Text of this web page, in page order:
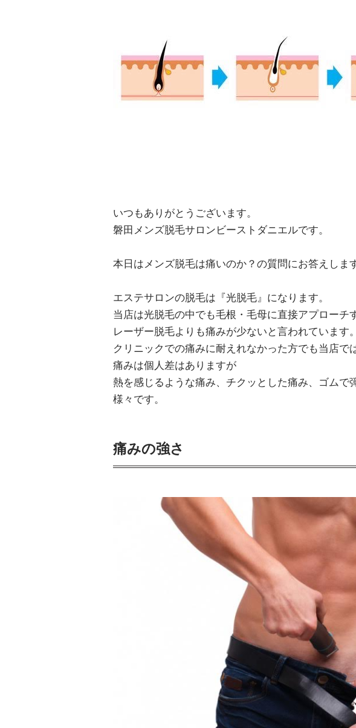
いつもありがとうございます。
磐田メンズ脱毛サロンビーストダニエルです。
本日はメンズ脱毛は痛いのか？の質問にお答えしま
エステサロンの脱毛は『光脱毛』になります。
当店は光脱毛の中でも毛根・毛母に直接アプローチ
レーザー脱毛よりも痛みが少ないと言われています。
クリニックでの痛みに耐えれなかった方でも当店で
痛みは個人差はありますが
熱を感じるような痛み、チクッとした痛み、ゴムで
様々です。
痛みの強さ